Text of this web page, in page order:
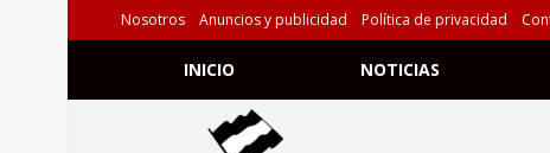
Nosotros Anuncios y publicidad Política de privacidad
INICIO NOTICIAS